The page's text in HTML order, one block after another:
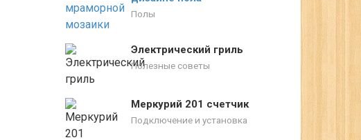
Полы
Электрический гриль
Полезные советы
Меркурий 201 счетчик
Подключение и установка